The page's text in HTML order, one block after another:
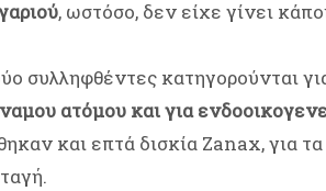
, ωστόσο, δεν είχε γίνει
συλληφθέντες κατηγορούνται
ατόμου και για
και επτά δισκία Ζanax, για